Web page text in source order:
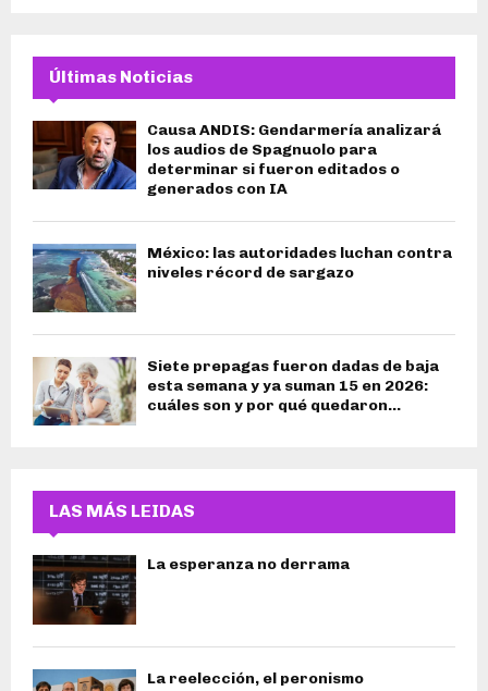
Últimas Noticias
Causa ANDIS: Gendarmería analizará
los audios de Spagnuolo para
determinar si fueron editados o
generados con IA
México: las autoridades luchan contra
niveles récord de sargazo
Siete prepagas fueron dadas de baja
esta semana y ya suman 15 en 2026:
cuáles son y por qué quedaron...
LAS MÁS LEIDAS
La esperanza no derrama
La reelección, el peronismo